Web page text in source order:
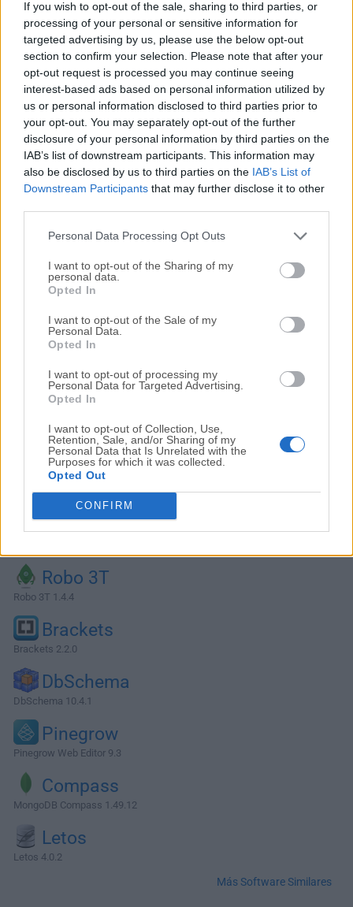
If you wish to opt-out of the sale, sharing to third parties, or
processing of your personal or sensitive information for
targeted advertising by us, please use the below opt-out
section to confirm your selection. Please note that after your
opt-out request is processed you may continue seeing
interest-based ads based on personal information utilized by
us or personal information disclosed to third parties prior to
your opt-out. You may separately opt-out of the further
disclosure of your personal information by third parties on the
IAB’s list of downstream participants. This information may
also be disclosed by us to third parties on the IAB’s List of
Downstream Participants that may further disclose it to other
Personal Data Processing Opt Outs
I want to opt-out of the Sharing of my
personal data.
Opted In
I want to opt-out of the Sale of my
Personal Data.
Opted In
I want to opt-out of processing my
Personal Data for Targeted Advertising.
Opted In
I want to opt-out of Collection, Use,
Retention, Sale, and/or Sharing of my
Personal Data that Is Unrelated with the
Purposes for which it was collected.
Opted Out
CONFIRM
macOS para hacer que tu desarrollo de API sea más rápido
y más fácil, desde la creación de solicitudes de API hasta
las pruebas, la documentación y el
intercambio.Recomendamos la aplicación gratuita
Postman para Mac, Windows, Linux o Chrome. Millones de
desarrolladores y miles de empresas en todo el mundo
utilizan esta aplicación para apoyar su desarrollo de API.
¿No deberías hacerlo tú? El programa no requiere aprender
un nuevo lenguaje, una interfaz de usuario complicada o
nuevos flujos de trabajo. Los desarrolladores pueden
aplicación Postman para macOS. ¡E...
Alternativas y Software Similar
Robo 3T
Robo 3T 1.4.4
Brackets
Brackets 2.2.0
DbSchema
DbSchema 10.4.1
Pinegrow
Pinegrow Web Editor 9.3
Compass
MongoDB Compass 1.49.12
Letos
Letos 4.0.2
Más Software Similares